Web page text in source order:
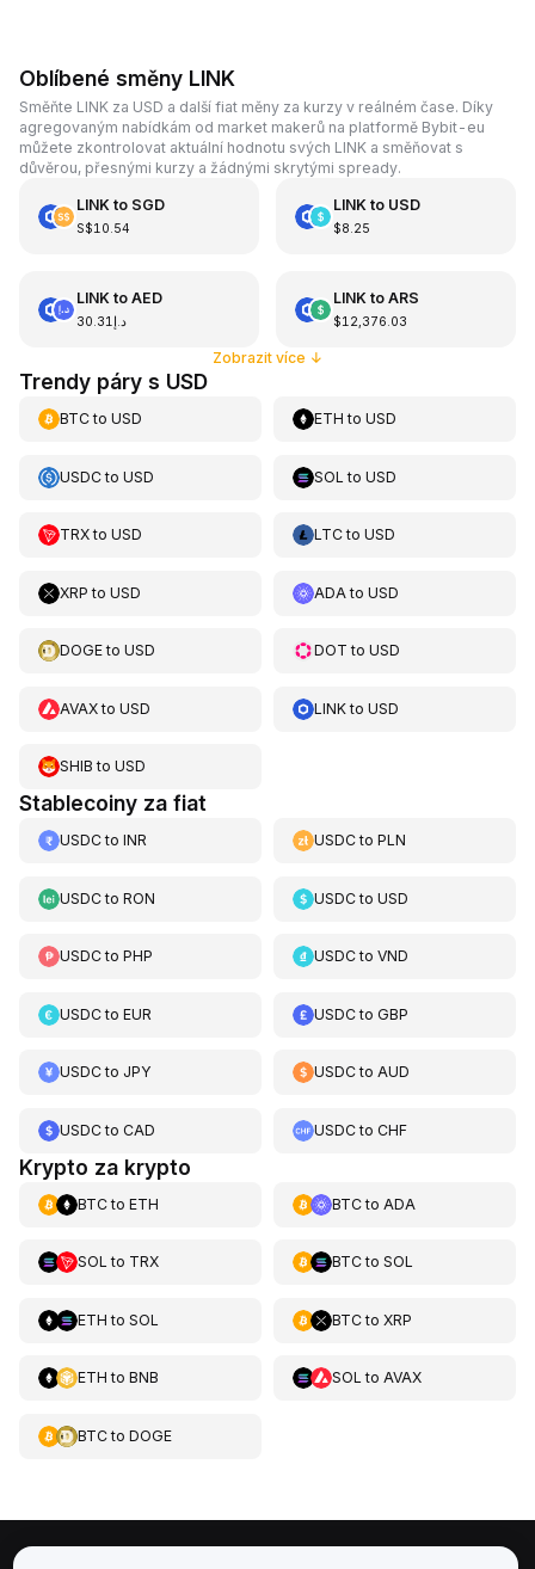
Oblíbené směny LINK
Směňte LINK za USD a další fiat měny za kurzy v reálném čase. Díky
agregovaným nabídkám od market makerů na platformě Bybit-eu
můžete zkontrolovat aktuální hodnotu svých LINK a směňovat s
důvěrou, přesnými kurzy a žádnými skrytými spready.
LINKto SGD
S$10.54
LINKto USD
$8.25
LINKto AED
د.إ30.31
LINKto ARS
$12,376.03
Zobrazit více ↓
Trendy páry s USD
BTCto USD ETH toUSD
USDCto USD SOL toUSD
TRXto USD LTCtoUSD
XRP to USD ADA toUSD
DOGEto USD DOT toUSD
AVAXto USD LINKtoUSD
SHIB to USD
Stablecoiny za fiat
USDCto INR USDCtoPLN
USDCto RON USDCtoUSD
USDCto PHP USDCtoVND
USDCto EUR USDCtoGBP
USDCto JPY USDCtoAUD
USDCto CAD USDCtoCHF
Krypto za krypto
BTCto ETH BTCto ADA
SOL to TRX BTCto SOL
ETH to SOL BTCto XRP
ETH to BNB SOL to AVAX
BTCto DOGE